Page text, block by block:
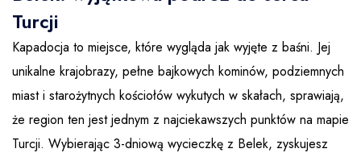
Turcji
Kapadocja to miejsce, które wygląda jak wyjęte z baśni. Jej
unikalne krajobrazy, pełne bajkowych kominów, podziemnych
miast i starożytnych kościołów wykutych w skałach, sprawiają,
że region ten jest jednym z najciekawszych punktów na mapie
Turcji. Wybierając 3-dniową wycieczkę z Belek, zyskujesz